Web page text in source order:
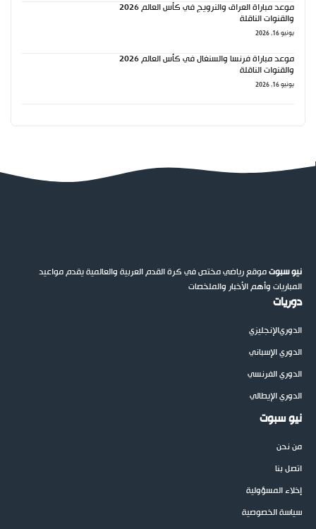
موعد مباراة العراق والنرويج في كأس العالم 2026
والقنوات الناقلة
يونيو 16, 2026
موعد مباراة فرنسا والسنغال في كأس العالم 2026
والقنوات الناقلة
يونيو 16, 2026
نيو سبوتموقع رياضي مختص في كرة القدم العربية والعالمية يقدم مواعيد
المباريات وأهم الأخبار والملخصات
دوريات
الدوريالإنجليزي
الدوري الإسباني
الدوري الفرنسي
الدوري الإيطالي
نيو سبوت
من نحن
اتصل بنا
إخلاء المسؤولية
سياسة الخصوصية